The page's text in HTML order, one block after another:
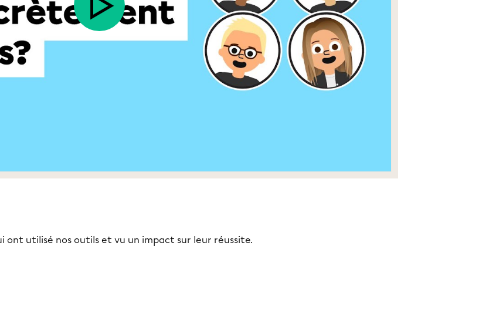
ont utilisé nos outils et vu un impact sur leur réussite.